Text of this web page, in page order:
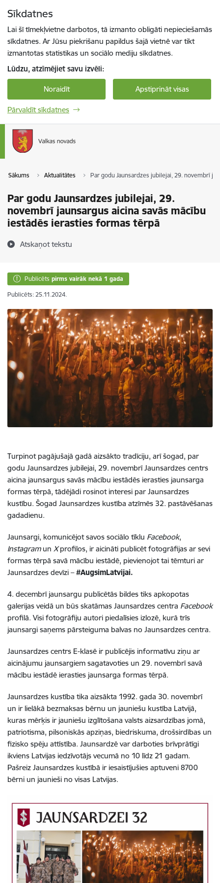
Sīkdatnes
Lai šī tīmekļvietne darbotos, tā izmanto obligāti nepieciešamās
sīkdatnes. Ar Jūsu piekrišanu papildus šajā vietnē var tikt
izmantotas statistikas un sociālo mediju sīkdatnes.
Lūdzu, atzīmējiet savu izvēli:
Noraidīt Apstiprināt visas
Pārvaldīt sīkdatnes
Sākums Aktualitātes Par godu Jaunsardzes jubilejai, 29. novembrī
Par godu Jaunsardzes jubilejai, 29.
novembrī jaunsargus aicina savās mācību
iestādēs ierasties formas tērpā
Atskaņot tekstu
Publicēts pirms vairāk nekā 1 gada
Publicēts: 25.11.2024.
Turpinot pagājušajā gadā aizsākto tradīciju, arī šogad, par
godu Jaunsardzes jubilejai, 29. novembrī Jaunsardzes centrs
aicina jaunsargus savās mācību iestādēs ierasties jaunsarga
formas tērpā, tādējādi rosinot interesi par Jaunsardzes
kustību. Šogad Jaunsardzes kustība atzīmēs 32. pastāvēšanas
gadadienu.
Jaunsargi, komunicējot savos sociālo tīklu Facebook,
Instagramun Xprofilos, ir aicināti publicēt fotogrāfijas ar sevi
formas tērpā savā mācību iestādē, pievienojot tai tēmturi ar
Jaunsardzes devīzi –#AugsimLatvijai.
4. decembrī jaunsargu publicētās bildes tiks apkopotas
galerijas veidā un būs skatāmas Jaunsardzes centra Facebook
profilā. Visi fotogrāfiju autori piedalīsies izlozē, kurā trīs
jaunsargi saņems pārsteiguma balvas no Jaunsardzes centra.
Jaunsardzes centrs E-klasē ir publicējis informatīvu ziņu ar
aicinājumu jaunsargiem sagatavoties un 29. novembrī savā
mācību iestādē ierasties jaunsarga formas tērpā.
Jaunsardzes kustība tika aizsākta 1992. gada 30. novembrī
un ir lielākā bezmaksas bērnu un jauniešu kustība Latvijā,
kuras mērķis ir jauniešu izglītošana valsts aizsardzības jomā,
patriotisma, pilsoniskās apziņas, biedriskuma, drošsirdības un
fizisko spēju attīstība. Jaunsardzē var darboties brīvprātīgi
ikviens Latvijas iedzīvotājs vecumā no 10 līdz 21 gadam.
Pašreiz Jaunsardzes kustībā ir iesaistījušies aptuveni 8700
bērni un jaunieši no visas Latvijas.